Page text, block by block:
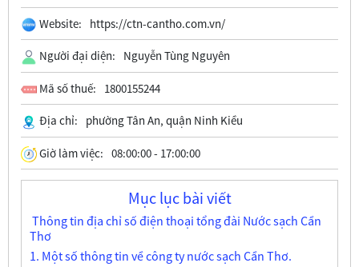
Website: https://ctn-cantho.com.vn/
Người đại diện: Nguyễn Tùng Nguyên
Mã số thuế: 1800155244
Địa chỉ: phường Tân An, quận Ninh Kiều
Giờ làm việc: 08:00:00 - 17:00:00
Mục lục bài viết
Thông tin địa chỉ số điện thoại tổng đài Nước sạch Cần
Thơ
1. Một số thông tin về công ty nước sạch Cần Thơ.